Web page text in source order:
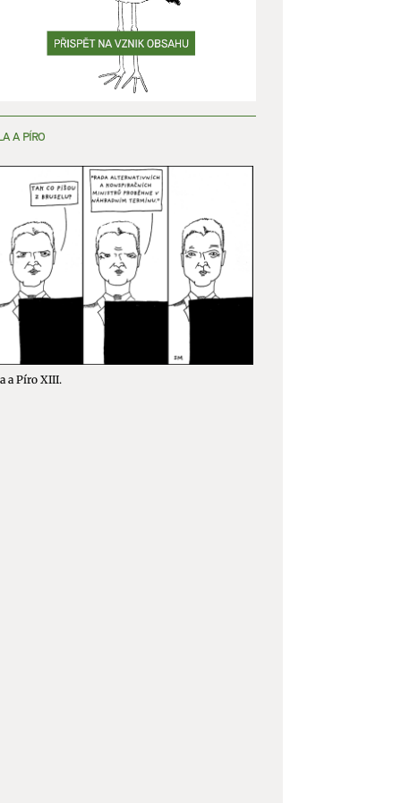
A PÍRO
a Píro XIII.